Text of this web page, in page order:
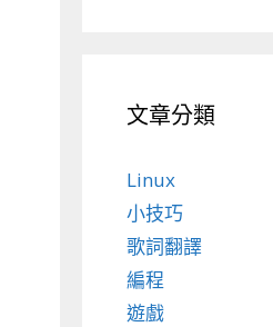
文章分類
Linux
小技巧
歌詞翻譯
編程
遊戲